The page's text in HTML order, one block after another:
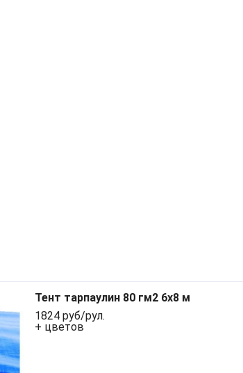
Тент тарпаулин 80 гм2 6x8 м
1824 руб/рул.
+ цветов